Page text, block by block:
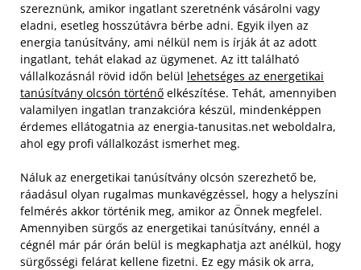
szereznünk, amikor ingatlant szeretnénk vásárolni vagy
eladni, esetleg hosszútávra bérbe adni. Egyik ilyen az
energia tanúsítvány, ami nélkül nem is írják át az adott
ingatlant, tehát elakad az ügymenet. Az itt található
vállalkozásnál rövid időn belül lehetséges az energetikai
tanúsítvány olcsón történő elkészítése. Tehát, amennyiben
valamilyen ingatlan tranzakcióra készül, mindenképpen
érdemes ellátogatnia az energia-tanusitas.net weboldalra,
ahol egy profi vállalkozást ismerhet meg.
Náluk az energetikai tanúsítvány olcsón szerezhető be,
ráadásul olyan rugalmas munkavégzéssel, hogy a helyszíni
felmérés akkor történik meg, amikor az Önnek megfelel.
Amennyiben sürgős az energetikai tanúsítvány, ennél a
cégnél már pár órán belül is megkaphatja azt anélkül, hogy
sürgősségi felárat kellene fizetni. Ez egy másik ok arra,